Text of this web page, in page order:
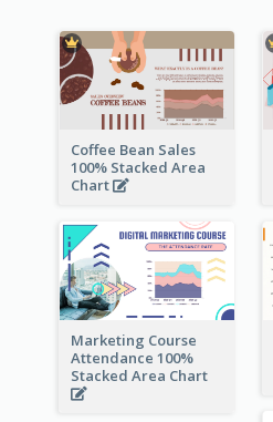
Coffee Bean Sales
100% Stacked Area
Chart
Marketing Course
Attendance 100%
Stacked Area Chart